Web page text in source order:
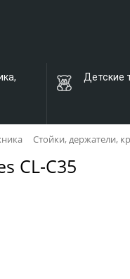
Детские
Стойки, держатели,
CL-C35